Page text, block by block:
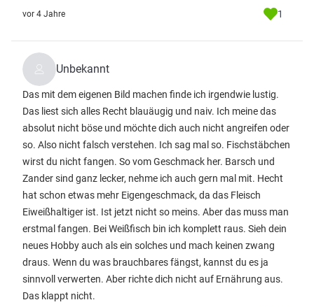
vor 4 Jahre 1
Unbekannt
Das mit dem eigenen Bild machen finde ich irgendwie lustig.
Das liest sich alles Recht blauäugig und naiv. Ich meine das
absolut nicht böse und möchte dich auch nicht angreifen oder
so. Also nicht falsch verstehen. Ich sag mal so. Fischstäbchen
wirst du nicht fangen. So vom Geschmack her. Barsch und
Zander sind ganz lecker, nehme ich auch gern mal mit. Hecht
hat schon etwas mehr Eigengeschmack, da das Fleisch
Eiweißhaltiger ist. Ist jetzt nicht so meins. Aber das muss man
erstmal fangen. Bei Weißfisch bin ich komplett raus. Sieh dein
neues Hobby auch als ein solches und mach keinen zwang
draus. Wenn du was brauchbares fängst, kannst du es ja
sinnvoll verwerten. Aber richte dich nicht auf Ernährung aus.
Das klappt nicht.